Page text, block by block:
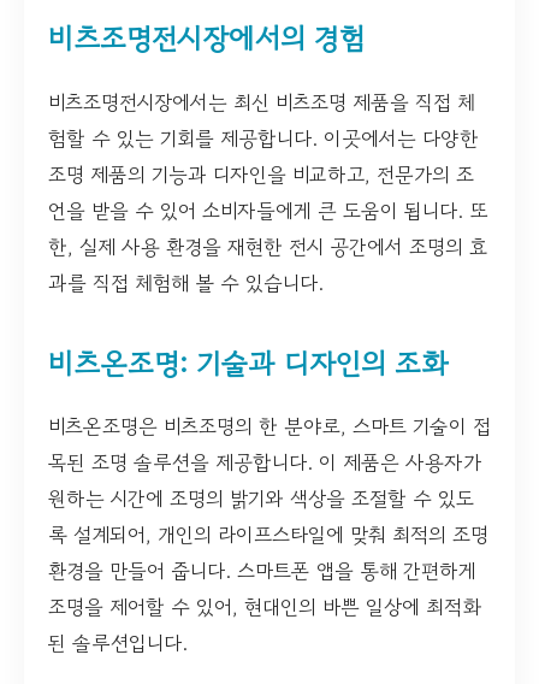
비츠조명전시장에서의 경험
비츠조명전시장에서는 최신 비츠조명 제품을 직접 체
험할 수 있는 기회를 제공합니다. 이곳에서는 다양한
조명 제품의 기능과 디자인을 비교하고, 전문가의 조
언을 받을 수 있어 소비자들에게 큰 도움이 됩니다. 또
한, 실제 사용 환경을 재현한 전시 공간에서 조명의 효
과를 직접 체험해 볼 수 있습니다.
비츠온조명: 기술과 디자인의 조화
비츠온조명은 비츠조명의 한 분야로, 스마트 기술이 접
목된 조명 솔루션을 제공합니다. 이 제품은 사용자가
원하는 시간에 조명의 밝기와 색상을 조절할 수 있도
록 설계되어, 개인의 라이프스타일에 맞춰 최적의 조명
환경을 만들어 줍니다. 스마트폰 앱을 통해 간편하게
조명을 제어할 수 있어, 현대인의 바쁜 일상에 최적화
된 솔루션입니다.